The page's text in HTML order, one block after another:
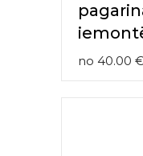
no 40.00 €